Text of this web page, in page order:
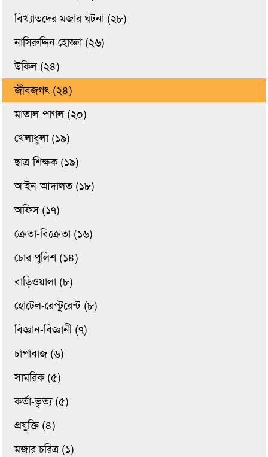
বিখ্যাতদের মজার ঘটনা (২৮)
নাসিরুদ্দিন হোজ্জা (২৬)
উকিল (২৪)
জীবজগৎ (২৪)
মাতাল-পাগল (২০)
খেলাধুলা (১৯)
ছাত্র-শিক্ষক (১৯)
আইন-আদালত (১৮)
অফিস (১৭)
ক্রেতা-বিক্রেতা (১৬)
চোর পুলিশ (১৪)
বাড়িওয়ালা (৮)
হোটেল-রেস্টুরেন্ট (৮)
বিজ্ঞান-বিজ্ঞানী (৭)
চাপাবাজ (৬)
সামরিক (৫)
কর্তা-ভৃত্য (৫)
প্রযুক্তি (৪)
মজার চরিত্র (১)